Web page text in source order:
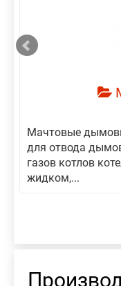
Мачтовые
для отвода
газов котлов
жидком,...